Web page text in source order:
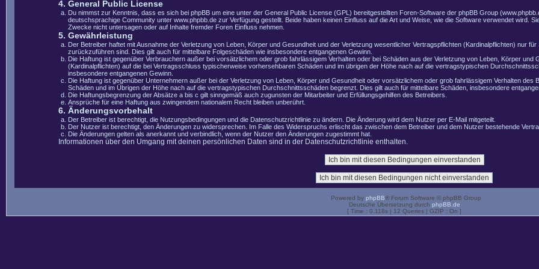
4. General Public License
Du nimmst zur Kenntnis, dass es sich bei phpBB um eine unter der General Public License (GPL) bereitgestellten Foren-Software der phpBB Group
deutschsprachige Community unter www.phpbb.de zur Verfügung gestellt. Beide haben keinen Einfluss auf die Art und Weise, wie die Software verwendet wird.
Zwecke nicht untersagen oder auf Inhalte fremder Foren Einfluss nehmen.
5. Gewährleistung
Der Betreiber haftet mit Ausnahme der Verletzung von Leben, Körper und Gesundheit und der Verletzung wesentlicher Vertragspflichten (Kardinalpflichten) nur
zurückzuführen sind. Dies gilt auch für mittelbare Folgeschäden wie insbesondere entgangenen Gewinn.
Die Haftung ist gegenüber Verbrauchern außer bei vorsätzlichem oder grob fahrlässigem Verhalten oder bei Schäden aus der Verletzung von Leben, Körper und
(Kardinalpflichten) auf die bei Vertragsschluss typischerweise vorhersehbaren Schäden und im übrigen der Höhe nach auf die vertragstypischen
insbesondere entgangenen Gewinn.
Die Haftung ist gegenüber Unternehmern außer bei der Verletzung von Leben, Körper und Gesundheit oder vorsätzlichem oder grob fahrlässigem Verhalten
Schäden und im Übrigen der Höhe nach auf die vertragstypischen Durchschnittsschäden begrenzt. Dies gilt auch für mittelbare Schäden, insbesondere
Die Haftungsbegrenzung der Absätze a bis c gilt sinngemäß auch zugunsten der Mitarbeiter und Erfüllungsgehilfen des Betreibers.
Ansprüche für eine Haftung aus zwingendem nationalem Recht bleiben unberührt.
6. Änderungsvorbehalt
Der Betreiber ist berechtigt, die Nutzungsbedingungen und die Datenschutzrichtlinie zu ändern. Die Änderung wird dem Nutzer per E-Mail mitgeteilt.
Der Nutzer ist berechtigt, den Änderungen zu widersprechen. Im Falle des Widerspruchs erlischt das zwischen dem Betreiber und dem Nutzer bestehende
Die Änderungen gelten als anerkannt und verbindlich, wenn der Nutzer den Änderungen zugestimmt hat.
Informationen über den Umgang mit deinen persönlichen Daten sind in der Datenschutzrichtlinie enthalten.
Powered by phpBB® Forum Software © phpBB Group
Deutsche Übersetzung durch phpBB.de
[ Time : 0.118s | 12 Queries | GZIP : On ]